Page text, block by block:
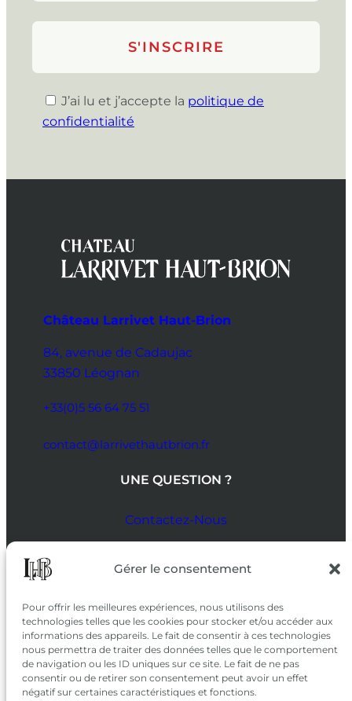
Gérer le consentement
Pour offrir les meilleures expériences, nous utilisons des
technologies telles que les cookies pour stocker et/ou accéder aux
informations des appareils. Le fait de consentir à ces technologies
nous permettra de traiter des données telles que le comportement
de navigation ou les ID uniques sur ce site. Le fait de ne pas
consentir ou de retirer son consentement peut avoir un effet
négatif sur certaines caractéristiques et fonctions.
J’ai lu et j’accepte la politique de
confidentialité
Château Larrivet Haut-Brion
84, avenue de Cadaujac
33850 Léognan
+33(0)5 56 64 75 51
contact@larrivethautbrion.fr
UNE QUESTION ?
Contactez-Nous
SUIVEZ-NOUS
SUR LES RÉSEAUX